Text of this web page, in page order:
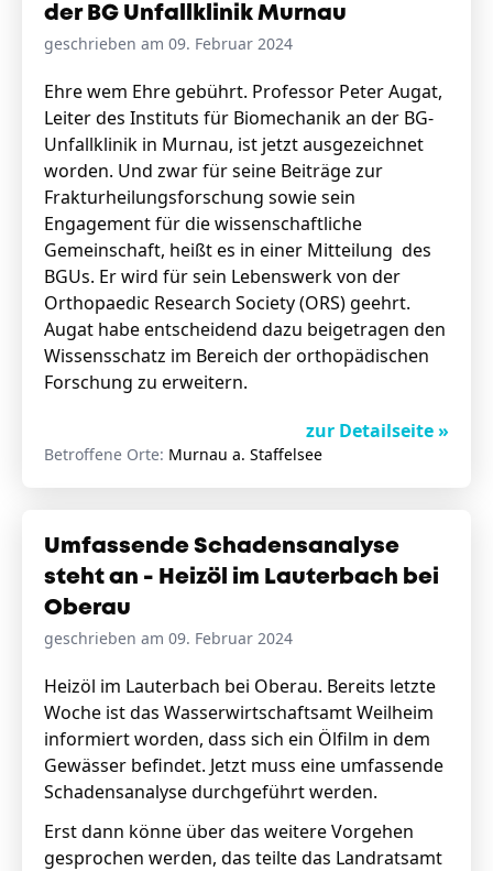
der BG Unfallklinik Murnau
geschrieben am 09. Februar 2024
Ehre wem Ehre gebührt. Professor Peter Augat,
Leiter des Instituts für Biomechanik an der BG-
Unfallklinik in Murnau, ist jetzt ausgezeichnet
worden. Und zwar für seine Beiträge zur
Frakturheilungsforschung sowie sein
Engagement für die wissenschaftliche
Gemeinschaft, heißt es in einer Mitteilung des
BGUs. Er wird für sein Lebenswerk von der
Orthopaedic Research Society (ORS) geehrt.
Augat habe entscheidend dazu beigetragen den
Wissensschatz im Bereich der orthopädischen
Forschung zu erweitern.
zur Detailseite »
Betroffene Orte: Murnau a. Staffelsee
Umfassende Schadensanalyse
steht an - Heizöl im Lauterbach bei
Oberau
geschrieben am 09. Februar 2024
Heizöl im Lauterbach bei Oberau. Bereits letzte
Woche ist das Wasserwirtschaftsamt Weilheim
informiert worden, dass sich ein Ölfilm in dem
Gewässer befindet. Jetzt muss eine umfassende
Schadensanalyse durchgeführt werden.
Erst dann könne über das weitere Vorgehen
gesprochen werden, das teilte das Landratsamt